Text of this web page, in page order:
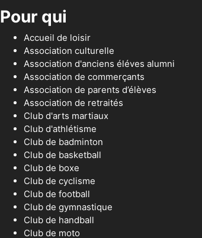
Pour qui
Accueil de loisir
Association culturelle
Association d'anciens éléves alumni
Association de commerçants
Association de parents d’élèves
Association de retraités
Club d'arts martiaux
Club d'athlétisme
Club de badminton
Club de basketball
Club de boxe
Club de cyclisme
Club de football
Club de gymnastique
Club de handball
Club de moto